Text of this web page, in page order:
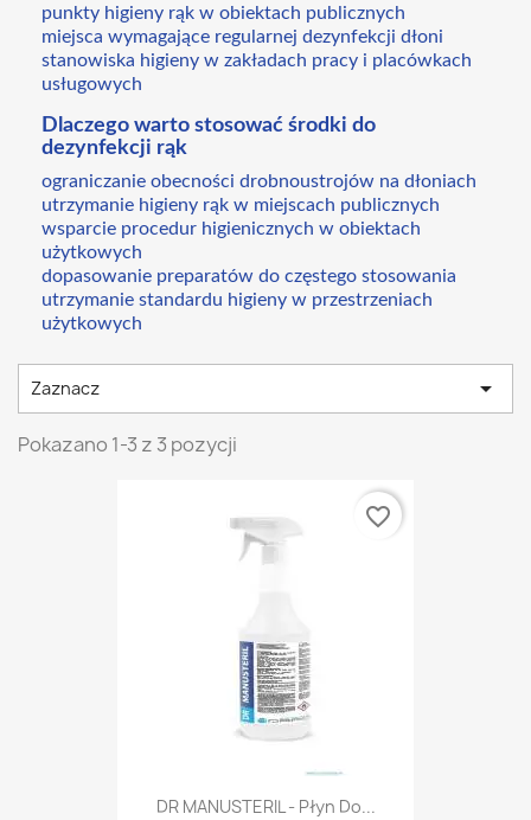
punkty higieny rąk w obiektach publicznych
miejsca wymagające regularnej dezynfekcji dłoni
stanowiska higieny w zakładach pracy i placówkach
usługowych
Dlaczego warto stosować środki do
dezynfekcji rąk
ograniczanie obecności drobnoustrojów na dłoniach
utrzymanie higieny rąk w miejscach publicznych
wsparcie procedur higienicznych w obiektach
użytkowych
dopasowanie preparatów do częstego stosowania
utrzymanie standardu higieny w przestrzeniach
użytkowych
Zaznacz 
Pokazano 1-3 z 3 pozycji
DR MANUSTERIL - Płyn Do...
favorite_border